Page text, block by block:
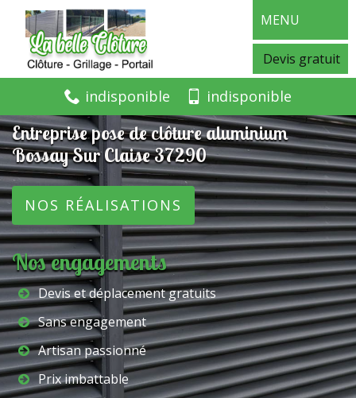
MENU
Devis gratuit
indisponible indisponible
Entreprise pose de clôture aluminium
Bossay Sur Claise 37290
NOS RÉALISATIONS
Nos engagements
Devis et déplacement gratuits
Sans engagement
Artisan passionné
Prix imbattable